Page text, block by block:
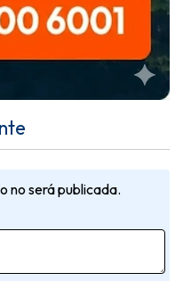
no será publicada.